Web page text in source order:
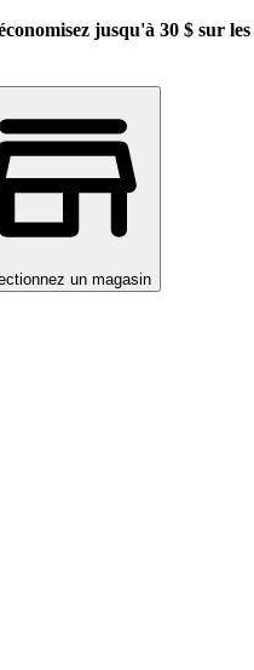
jusqu'à 30 $ sur
un magasin